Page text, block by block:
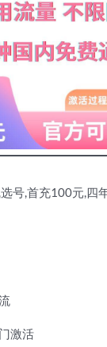
号,首充100元,四
激活